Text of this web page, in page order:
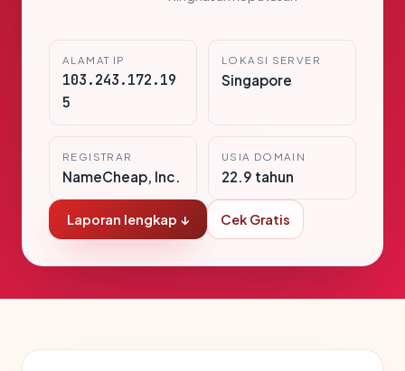
ALAMAT IP
103.243.172.19
5
LOKASI SERVER
Singapore
REGISTRAR
NameCheap, Inc.
USIA DOMAIN
22.9 tahun
Laporan lengkap ↓ Cek Gratis